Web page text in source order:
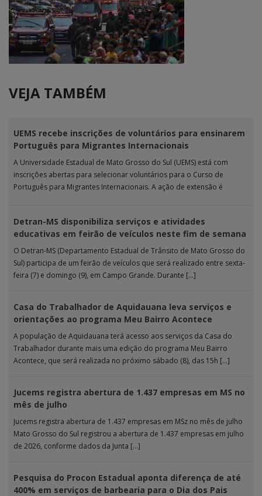
VEJA TAMBÉM
UEMS recebe inscrições de voluntários para ensinarem
Português para Migrantes Internacionais
A Universidade Estadual de Mato Grosso do Sul (UEMS) está com
inscrições abertas para selecionar voluntários para o Curso de
Português para Migrantes Internacionais. A ação de extensão é
Detran-MS disponibiliza serviços e atividades
educativas em feirão de veículos neste fim de semana
O Detran-MS (Departamento Estadual de Trânsito de Mato Grosso do
Sul) participa de um feirão de veículos que será realizado entre sexta-
feira (7) e domingo (9), em Campo Grande. Durante […]
Casa do Trabalhador de Aquidauana leva serviços e
orientações ao programa Meu Bairro Acontece
A população de Aquidauana terá acesso aos serviços da Casa do
Trabalhador durante mais uma edição do programa Meu Bairro
Acontece, que será realizada no próximo sábado (8), das 15h […]
Jucems registra abertura de 1.437 empresas em MS no
mês de julho
Jucems registra abertura de 1.437 empresas em MSz no mês de julho
Mato Grosso do Sul registrou a abertura de 1.437 empresas em julho
de 2026, conforme dados da Junta […]
Pesquisa do Procon Estadual aponta diferença de até
400% em serviços de barbearia para o Dia dos Pais